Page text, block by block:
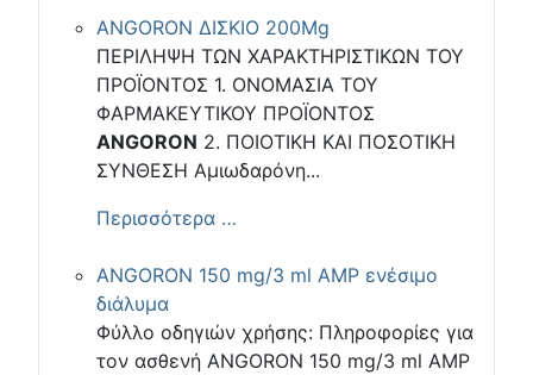
ANGORON ΔΙΣΚΙΟ 200Mg
ΠΕΡΙΛΗΨΗ ΤΩΝ ΧΑΡΑΚΤΗΡΙΣΤΙΚΩΝ ΤΟΥ
ΠΡΟΪΟΝΤΟΣ 1. ΟΝΟΜΑΣΙΑ ΤΟΥ
ΦΑΡΜΑΚΕΥΤΙΚΟΥ ΠΡΟΪΟΝΤΟΣ
ANGORON 2. ΠΟΙΟΤΙΚΗ ΚΑΙ ΠΟΣΟΤΙΚΗ
ΣΥΝΘΕΣΗ Αμιωδαρόνη...
Περισσότερα …
ANGORON 150 mg/3 ml AMP ενέσιμο
διάλυμα
Φύλλο οδηγιών χρήσης: Πληροφορίες για
τον ασθενή ANGORON 150 mg/3 ml AMP